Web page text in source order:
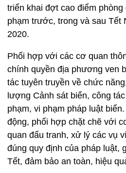
triển khai đợt cao điểm phòng
phạm trước, trong và sau Tết
2020.
Phối hợp với các cơ quan
chính quyền địa phương ven
tác tuyên truyền về chức
lượng Cảnh sát biển, công
phạm, vi phạm pháp luật
động, phối hợp chặt chẽ với
quan đấu tranh, xử lý các vụ
đúng quy định của pháp luật,
Tết, đảm bảo an toàn, hiệu